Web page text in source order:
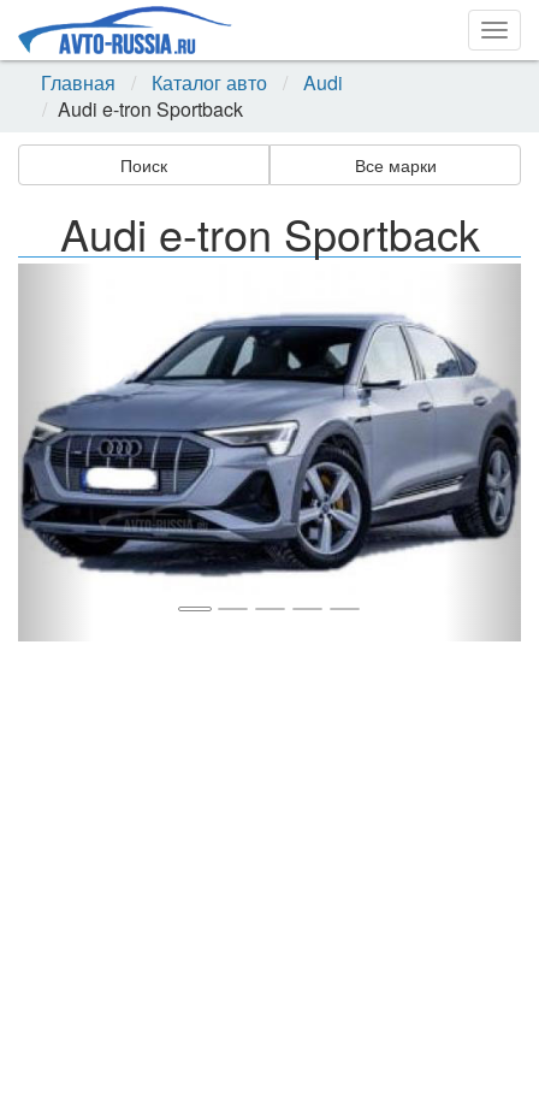
Главная
Каталог авто
Audi
Audi e-tron Sportback
Поиск Все марки
Audi e-tron Sportback